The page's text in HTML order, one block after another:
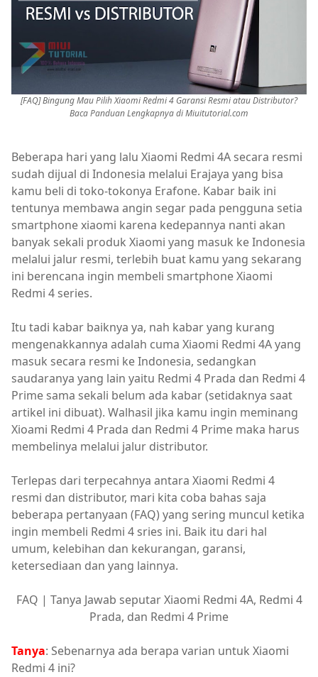
[FAQ] Bingung Mau Pilih Xiaomi Redmi 4 Garansi Resmi atau Distributor?
Baca Panduan Lengkapnya di Miuitutorial.com
Beberapa hari yang lalu Xiaomi Redmi 4A secara resmi
sudah dijual di Indonesia melalui Erajaya yang bisa
kamu beli di toko-tokonya Erafone. Kabar baik ini
tentunya membawa angin segar pada pengguna setia
smartphone xiaomi karena kedepannya nanti akan
banyak sekali produk Xiaomi yang masuk ke Indonesia
melalui jalur resmi, terlebih buat kamu yang sekarang
ini berencana ingin membeli smartphone Xiaomi
Redmi 4 series.
Itu tadi kabar baiknya ya, nah kabar yang kurang
mengenakkannya adalah cuma Xiaomi Redmi 4A yang
masuk secara resmi ke Indonesia, sedangkan
saudaranya yang lain yaitu Redmi 4 Prada dan Redmi 4
Prime sama sekali belum ada kabar (setidaknya saat
artikel ini dibuat). Walhasil jika kamu ingin meminang
Xioami Redmi 4 Prada dan Redmi 4 Prime maka harus
membelinya melalui jalur distributor.
Terlepas dari terpecahnya antara Xiaomi Redmi 4
resmi dan distributor, mari kita coba bahas saja
beberapa pertanyaan (FAQ) yang sering muncul ketika
ingin membeli Redmi 4 sries ini. Baik itu dari hal
umum, kelebihan dan kekurangan, garansi,
ketersediaan dan yang lainnya.
FAQ | Tanya Jawab seputar Xiaomi Redmi 4A, Redmi 4
Prada, dan Redmi 4 Prime
Tanya: Sebenarnya ada berapa varian untuk Xiaomi
Redmi 4 ini?